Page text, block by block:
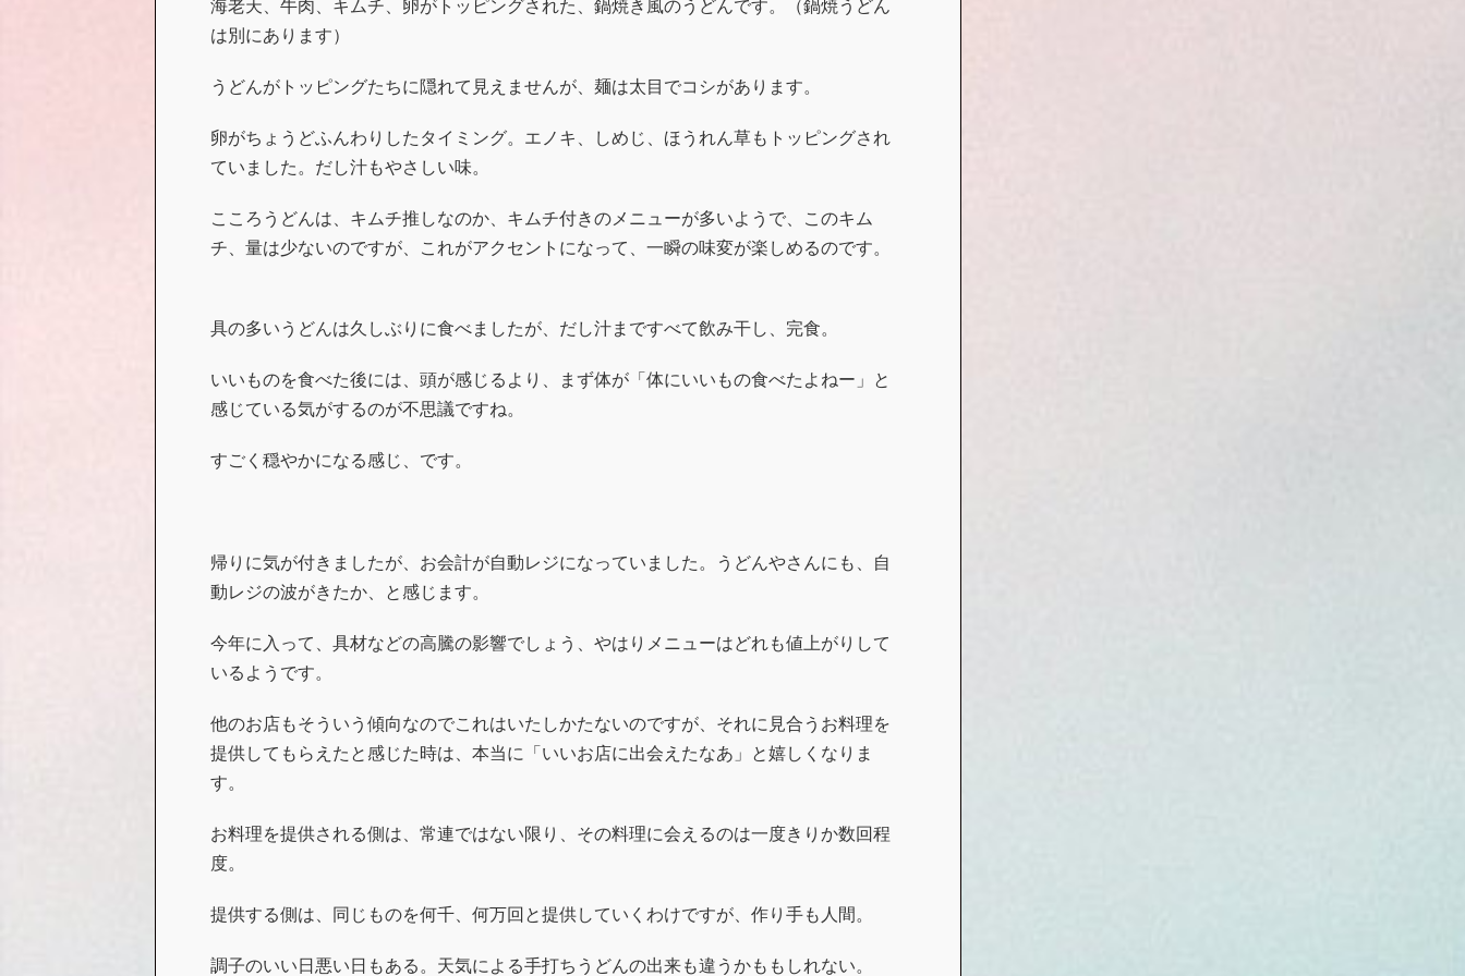
海老天、牛肉、キムチ、卵がトッピングされた、鍋焼き風のうどんです。（鍋焼うどん
は別にあります）
うどんがトッピングたちに隠れて見えませんが、麺は太目でコシがあります。
卵がちょうどふんわりしたタイミング。エノキ、しめじ、ほうれん草もトッピングされ
ていました。だし汁もやさしい味。
こころうどんは、キムチ推しなのか、キムチ付きのメニューが多いようで、このキム
チ、量は少ないのですが、これがアクセントになって、一瞬の味変が楽しめるのです。
具の多いうどんは久しぶりに食べましたが、だし汁まですべて飲み干し、完食。
いいものを食べた後には、頭が感じるより、まず体が「体にいいもの食べたよねー」と
感じている気がするのが不思議ですね。
すごく穏やかになる感じ、です。
帰りに気が付きましたが、お会計が自動レジになっていました。うどんやさんにも、自
動レジの波がきたか、と感じます。
今年に入って、具材などの高騰の影響でしょう、やはりメニューはどれも値上がりして
いるようです。
他のお店もそういう傾向なのでこれはいたしかたないのですが、それに見合うお料理を
提供してもらえたと感じた時は、本当に「いいお店に出会えたなあ」と嬉しくなりま
す。
お料理を提供される側は、常連ではない限り、その料理に会えるのは一度きりか数回程
度。
提供する側は、同じものを何千、何万回と提供していくわけですが、作り手も人間。
調子のいい日悪い日もある。天気による手打ちうどんの出来も違うかももしれない。